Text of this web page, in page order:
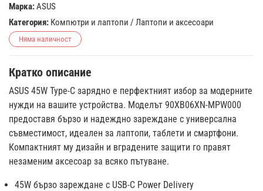
Марка:ASUS
Категория: Компютри и лаптопи / Лаптопи и аксесоари
Няма наличност
Кратко описание
ASUS 45W Type-C зарядно е перфектният избор за модерните
нужди на вашите устройства. Моделът 90XB06XN-MPW000
предоставя бързо и надеждно зареждане с универсална
съвместимост, идеален за лаптопи, таблети и смартфони.
Компактният му дизайн и вградените защити го правят
незаменим аксесоар за всяко пътуване.
45W бързо зареждане с USB-C Power Delivery